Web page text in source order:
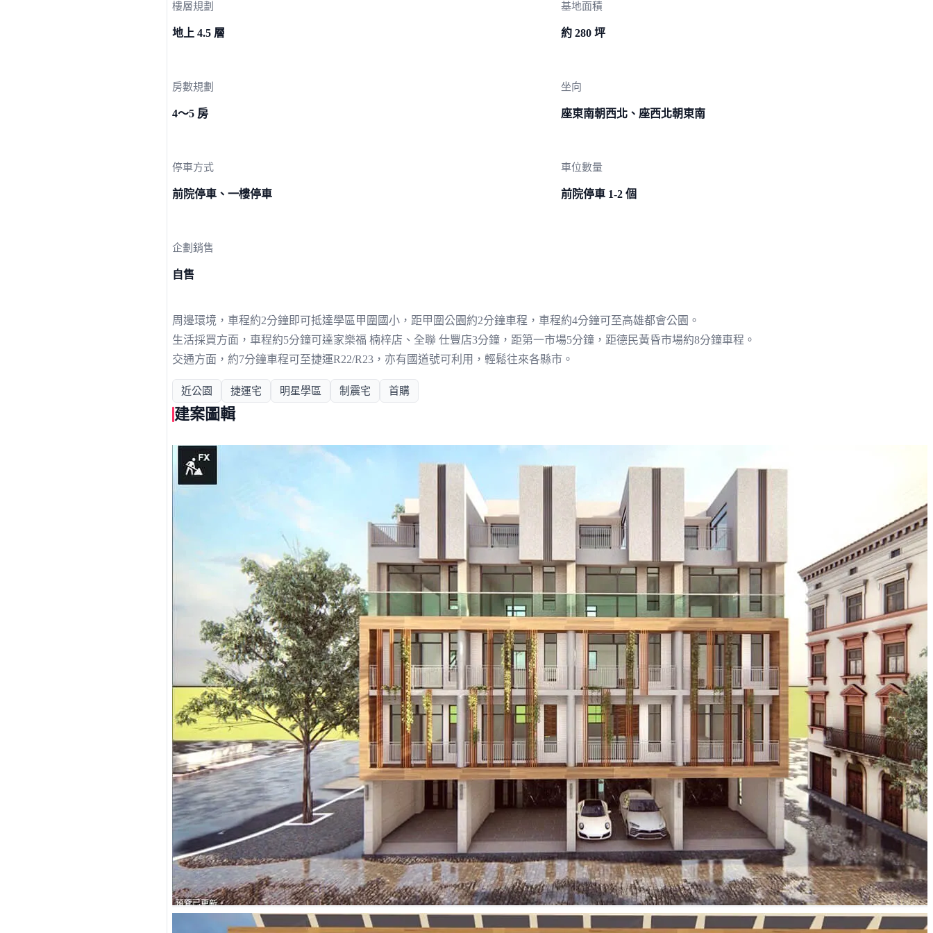
樓層規劃
地上 4.5 層
基地面積
約 280 坪
房數規劃
4～5 房
坐向
座東南朝西北、座西北朝東南
停車方式
前院停車、一樓停車
車位數量
前院停車 1-2 個
企劃銷售
自售
周邊環境，車程約2分鐘即可抵達學區甲圍國小，距甲圍公園約2分鐘車程，車程約4分鐘可至高雄都會公園。
生活採買方面，車程約5分鐘可達家樂福 楠梓店、全聯 仕豐店3分鐘，距第一市場5分鐘，距德民黃昏市場約8分鐘車程。
交通方面，約7分鐘車程可至捷運R22/R23，亦有國道號可利用，輕鬆往來各縣市。
近公園 捷運宅 明星學區 制震宅 首購
建案圖輯